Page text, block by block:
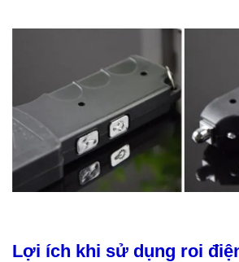
Lợi ích khi sử dụng roi